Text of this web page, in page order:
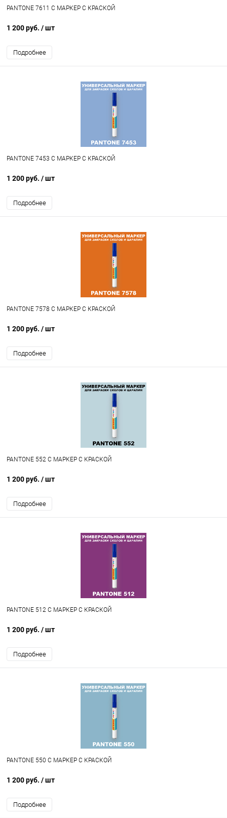
PANTONE 7611 C МАРКЕР С КРАСКОЙ
1 200 руб. / шт
Подробнее
PANTONE 7453 C МАРКЕР С КРАСКОЙ
1 200 руб. / шт
Подробнее
PANTONE 7578 C МАРКЕР С КРАСКОЙ
1 200 руб. / шт
Подробнее
PANTONE 552 C МАРКЕР С КРАСКОЙ
1 200 руб. / шт
Подробнее
PANTONE 512 C МАРКЕР С КРАСКОЙ
1 200 руб. / шт
Подробнее
PANTONE 550 C МАРКЕР С КРАСКОЙ
1 200 руб. / шт
Подробнее